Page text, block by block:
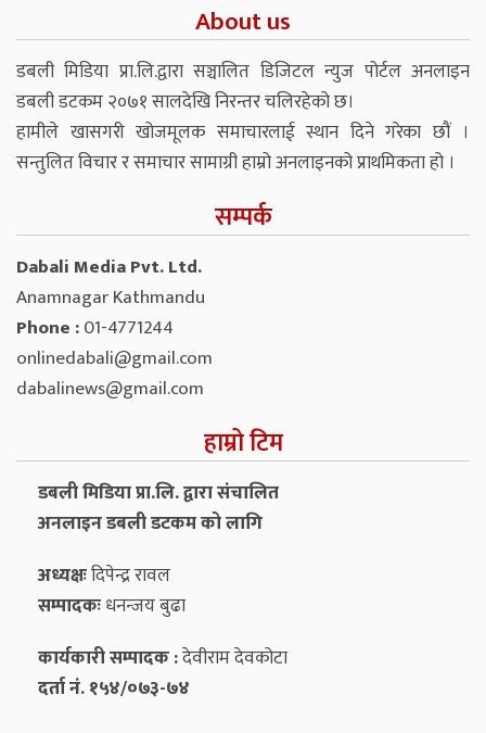
About us
डबली मिडिया प्रा.लि.द्वारा सञ्चालित डिजिटल न्युज पोर्टल अनलाइन
डबली डटकम २०७१ सालदेखि निरन्तर चलिरहेको छ।
हामीले खासगरी खोजमूलक समाचारलाई स्थान दिने गरेका छौं ।
सन्तुलित विचार र समाचार सामाग्री हाम्रो अनलाइनको प्राथमिकता हो ।
सम्पर्क
Dabali Media Pvt. Ltd.
Anamnagar Kathmandu
Phone :01-4771244
onlinedabali@gmail.com
dabalinews@gmail.com
हाम्रो टिम
डबली मिडिया प्रा.लि. द्वारा संचालित
अनलाइन डबली डटकम को लागि
अध्यक्षःदिपेन्द्र रावल
सम्पादकःधनन्‍जय बुढा
कार्यकारी सम्पादक :देवीराम देवकोटा
दर्ता नं. १५४/०७३-७४